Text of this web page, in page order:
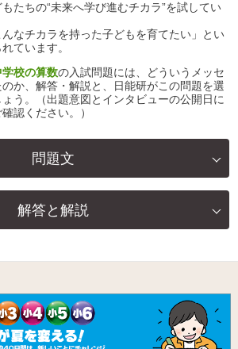
たちの“未来へ学び進むチカラ”を試してい
なチカラを持った子どもを育てたい」とい
ています。
校の算数の入試問題には、どういうメッセ
か、解答・解説と、日能研がこの問題を選
う。（出題意図とインタビューの公開日に
認ください。）
問題文
解答と解説